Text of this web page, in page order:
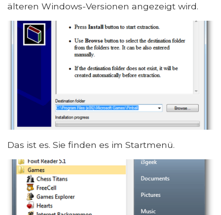
älteren Windows-Versionen angezeigt wird.
Das ist es. Sie finden es im Startmenü.